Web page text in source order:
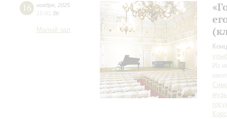
16 ноября 2025
15:00 Вс
Малый зал
Из